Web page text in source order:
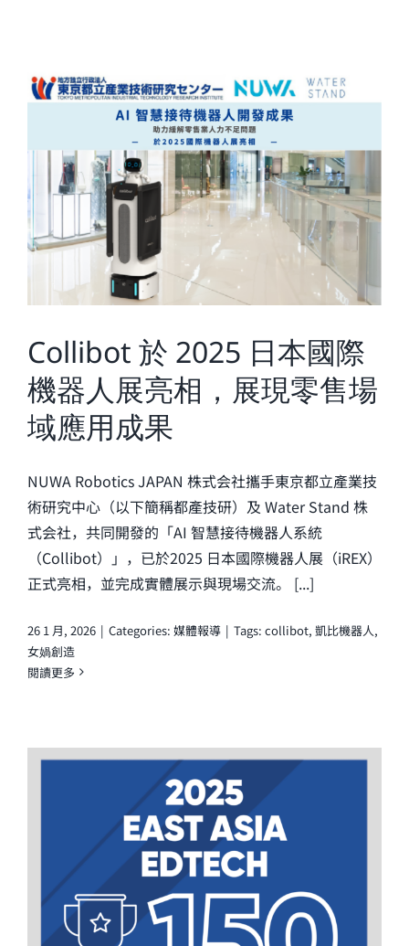
Collibot 於 2025 日本國際
機器人展亮相，展現零售場
域應用成果
NUWA Robotics JAPAN 株式会社攜手東京都立產業技
術研究中心（以下簡稱都產技研）及 Water Stand 株
式会社，共同開發的「AI 智慧接待機器人系統
（Collibot）」，已於2025 日本國際機器人展（iREX）
正式亮相，並完成實體展示與現場交流。 [...]
26 1 月, 2026 | Categories: 媒體報導 | Tags: collibot, 凱比機器人,
女媧創造
閱讀更多